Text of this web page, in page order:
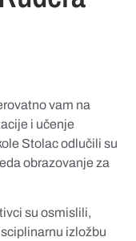
vam na
i učenje
Stolac odlučili su
obrazovanje za
su osmislili,
izložbu